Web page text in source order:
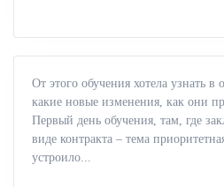
От этого обучения хотела узнать
какие новые изменения, как они
Первый день обучения, там, где
виде контракта – тема
устроило...